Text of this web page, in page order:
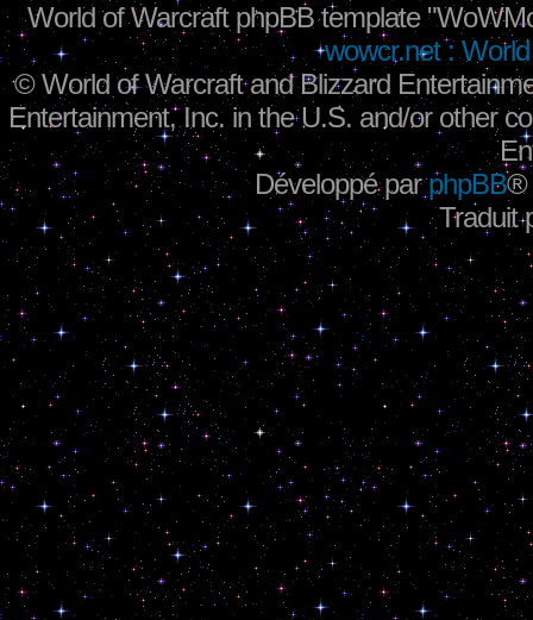
World of Warcraft phpBB template
wowcr.net :
©World of Warcraft and Blizzard
Entertainment, Inc. in the U.S. and/or other
Développé parphpBB®
Traduit